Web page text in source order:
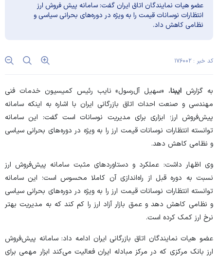
عضو هیات نمایندگان اتاق ایران گفت: سامانه پیش فروش ارز
انتظارات نوسانات قیمت را به ویژه در دوره‌های بحرانی سیاسی و
نظامی کاهش داد.
کد خبر : ۱۷۶۰۰۲
به گزارش ایبنا، «سهیل آل‌رسول» نایب رئیس کمیسیون خدمات فنی
مهندسی و صنعت احداث اتاق بازرگانی ایران با اشاره به اینکه سامانه
پیش‌فروش ارز؛ ابزاری برای مدیریت نوسانات است گفت: این سامانه
توانسته انتظارات نوسانات قیمت ارز را به ویژه در دوره‌های بحرانی سیاسی
و نظامی کاهش دهد.
وی اظهار داشت: عملکرد و دستاورد‌های مثبت سامانه پیش‌فروش ارز
نسبت به دوره قبل از راه‌اندازی آن کاملا محسوس است؛ این سامانه
توانسته انتظارات نوسانات قیمت ارز را به ویژه در دوره‌های بحرانی سیاسی
و نظامی کاهش دهد و عمق بازار آزاد ارز را کم کند که به مدیریت بهتر
نرخ ارز کمک کرده است.
عضو هیات نمایندگان اتاق بازرگانی ایران ادامه داد: سامانه پیش‌فروش
ارز بانک مرکزی که در مرکز مبادله ایران فعالیت می‌کند ابزار مهمی برای